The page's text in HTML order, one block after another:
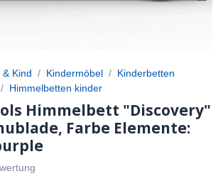
& Kind Kindermöbel
Kinderbetten
Himmelbetten kinder
Himmelbett "Discovery"
Farbe Elemente: